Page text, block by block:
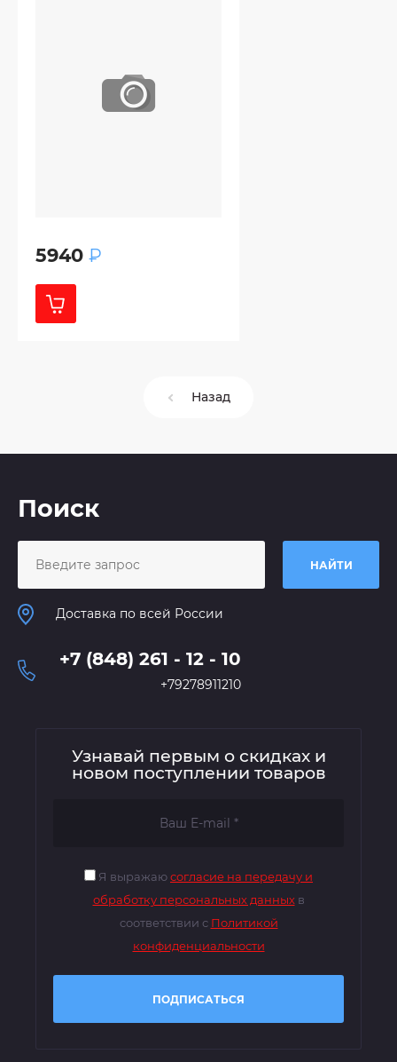
5940 ₽
Назад
Поиск
НАЙТИ
+7 (848) 261 - 12 - 10
+79278911210
Доставка по всей России
Узнавай первым о скидках и
новом поступлении товаров
Я выражаюсогласие на передачу и
обработку персональных данныхв
соответствии с Политикой
конфиденциальности
ПОДПИСАТЬСЯ